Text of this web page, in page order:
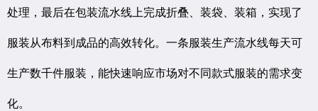
处理，最后在包装流水线上完成折叠、装袋、装箱，实现了
服装从布料到成品的高效转化。一条服装生产流水线每天可
生产数千件服装，能快速响应市场对不同款式服装的需求变
化。